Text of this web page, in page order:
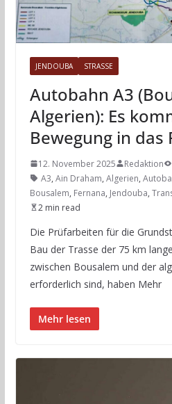
JENDOUBA STRASSE
Autobahn A3
Algerien): Es
Bewegung in das
12. November 2025 Redaktion
A3, Ain Draham, Algerien,
Bousalem, Fernana, Jendouba,
2 min read
Die Prüfarbeiten für die
Bau der Trasse der 75 km
zwischen Bousalem und der
erforderlich sind, haben Mehr
Mehr lesen